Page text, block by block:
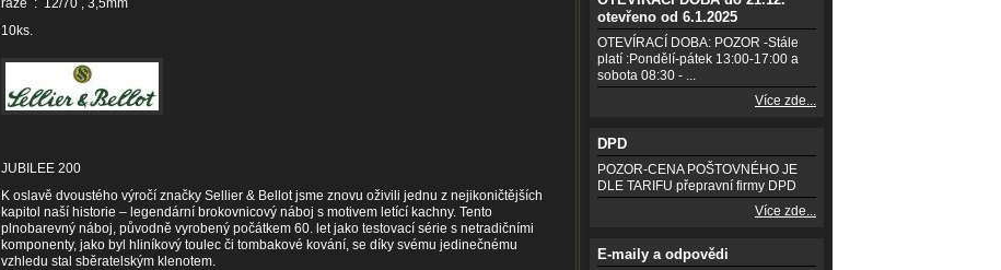
ráže : 12/70 , 3,5mm
10ks.
JUBILEE 200
K oslavě dvoustého výročí značky Sellier & Bellot jsme znovu oživili jednu z nejikoničtějších
kapitol naší historie – legendární brokovnicový náboj s motivem letící kachny. Tento
plnobarevný náboj, původně vyrobený počátkem 60. let jako testovací série s netradičními
komponenty, jako byl hliníkový toulec či tombakové kování, se díky svému jedinečnému
vzhledu stal sběratelským klenotem.
otevřeno od 6.1.2025
OTEVÍRACÍ DOBA: POZOR -Stále
platí :Pondělí-pátek 13:00-17:00 a
sobota 08:30 - ...
Více zde...
DPD
POZOR-CENA POŠTOVNÉHO JE
DLE TARIFU přepravní firmy DPD
Více zde...
E-maily a odpovědi